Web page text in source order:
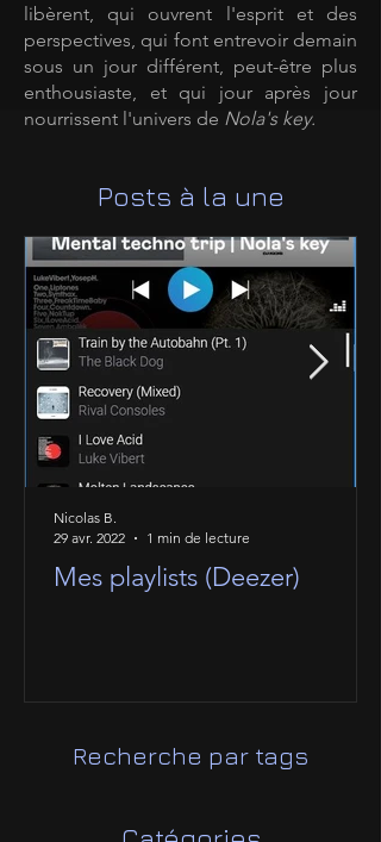
libèrent, qui ouvrent l'esprit et des
perspectives, qui font entrevoir demain
sous un jour différent, peut-être plus
enthousiaste, et qui jour après jour
nourrissent l'univers de Nola's key.
Posts à la une
Mes playlists (Deezer)
Nicolas B.
29 avr. 2022
1 min de lecture
Recherche par tags